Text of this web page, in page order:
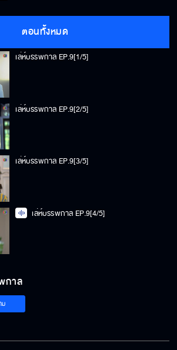
ตอนทั้งหมด
เล่ห์บรรพกาล EP.9[1/5]
เล่ห์บรรพกาล EP.9[2/5]
เล่ห์บรรพกาล EP.9[3/5]
เล่ห์บรรพกาล EP.9[4/5]
กาล
ม